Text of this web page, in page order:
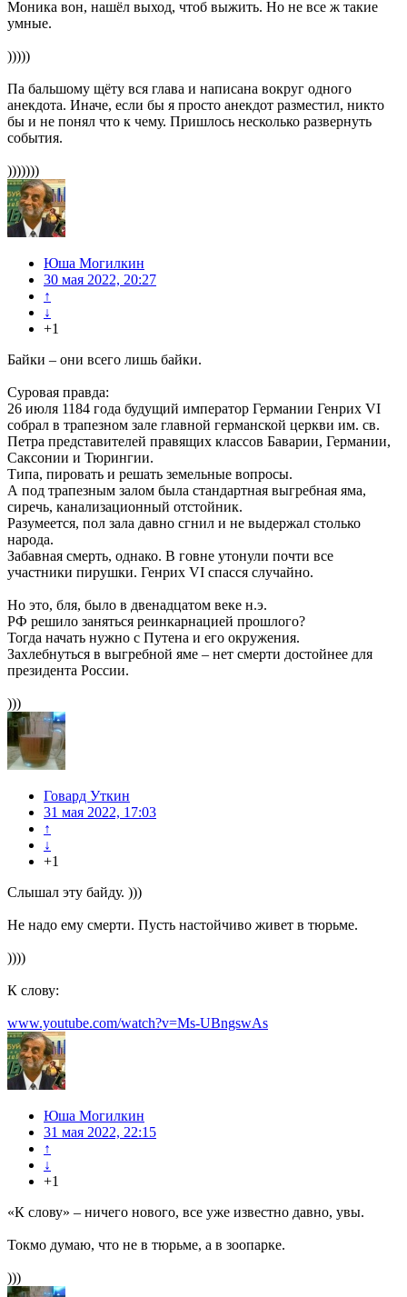
Моника вон, нашёл выход, чтоб выжить. Но не все ж такие
умные.
)))))
Па бальшому щёту вся глава и написана вокруг одного
анекдота. Иначе, если бы я просто анекдот разместил, никто
бы и не понял что к чему. Пришлось несколько развернуть
события.
)))))))
Юша Могилкин
30 мая 2022, 20:27
↑
↓
+1
Байки – они всего лишь байки.
Суровая правда:
26 июля 1184 года будущий император Германии Генрих VI
собрал в трапезном зале главной германской церкви им. св.
Петра представителей правящих классов Баварии, Германии,
Саксонии и Тюрингии.
Типа, пировать и решать земельные вопросы.
А под трапезным залом была стандартная выгребная яма,
сиречь, канализационный отстойник.
Разумеется, пол зала давно сгнил и не выдержал столько
народа.
Забавная смерть, однако. В говне утонули почти все
участники пирушки. Генрих VI спасся случайно.
Но это, бля, было в двенадцатом веке н.э.
РФ решило заняться реинкарнацией прошлого?
Тогда начать нужно с Путена и его окружения.
Захлебнуться в выгребной яме – нет смерти достойнее для
президента России.
)))
Говард Уткин
31 мая 2022, 17:03
↑
↓
+1
Слышал эту байду. )))
Не надо ему смерти. Пусть настойчиво живет в тюрьме.
))))
К слову:
www.youtube.com/watch?v=Ms-UBngswAs
Юша Могилкин
31 мая 2022, 22:15
↑
↓
+1
«К слову» – ничего нового, все уже известно давно, увы.
Токмо думаю, что не в тюрьме, а в зоопарке.
)))